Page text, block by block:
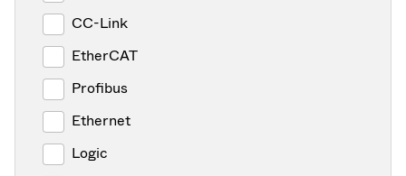
CC-Link
EtherCAT
Profibus
Ethernet
Logic